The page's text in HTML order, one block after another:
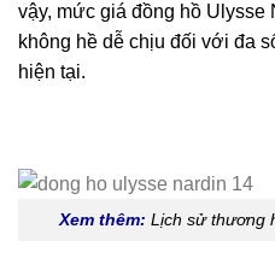
vậy, mức giá đồng hồ Ulysse
không hề dễ chịu đối với đa
hiện tại.
Xem thêm: Lịch sử thương